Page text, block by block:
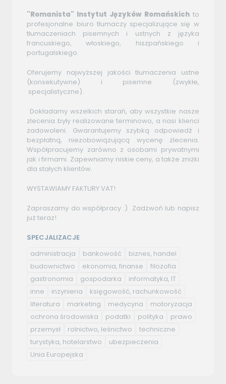
"Romanista" Instytut Języków Romańskichto
profesjonalne biuro tłumaczy specjalizujące się w
tłumaczeniach pisemnych i ustnych z języka
francuskiego, włoskiego, hiszpańskiego i
portugalskiego.
Oferujemy najwyższej jakości tłumaczenia ustne
(konsekutywne) i pisemne (zwykłe,
specjalistyczne).
Dokładamy wszelkich starań, aby wszystkie nasze
zlecenia były realizowane terminowo, a nasi klienci
zadowoleni. Gwarantujemy szybką odpowiedź i
bezpłatną, niezobowiązującą wycenę zlecenia.
Współpracujemy zarówno z osobami prywatnymi
jak i firmami. Zapewniamy niskie ceny, a także zniżki
dla stałych klientów.
WYSTAWIAMY FAKTURY VAT!
Zapraszamy do współpracy :) Zadzwoń lub napisz
już teraz!
SPECJALIZACJE
administracja
bankowość
biznes, handel
budownictwo
ekonomia, finanse
filozofia
gastronomia
gospodarka
informatyka, IT
inne
inżynieria
księgowość, rachunkowość
literatura
marketing medycyna
motoryzacja
ochrona środowiska
podatki polityka
prawo
przemysł
rolnictwo, leśnictwo
techniczne
turystyka, hotelarstwo
ubezpieczenia
Unia Europejska